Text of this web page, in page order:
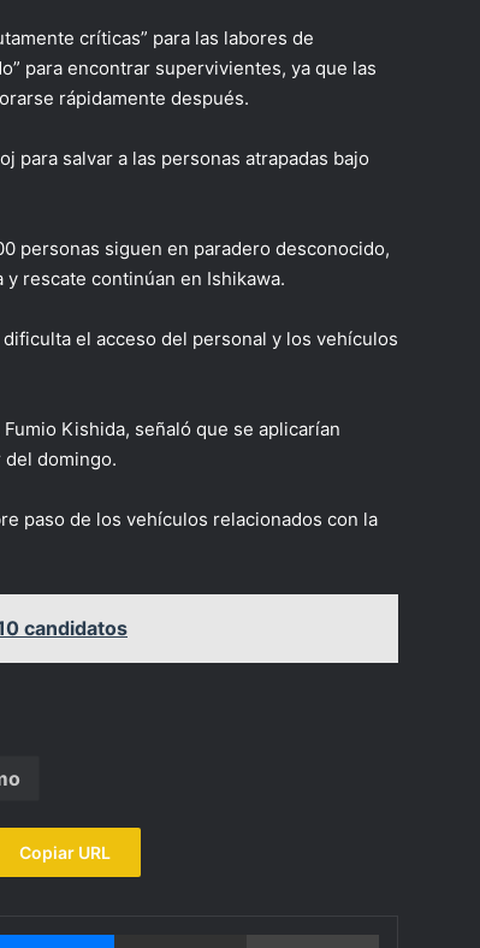
críticas” para las labores de
para encontrar supervivientes, ya que las
rápidamente después.
para salvar a las personas atrapadas bajo
personas siguen en paradero desconocido,
rescate continúan en Ishikawa.
el acceso del personal y los vehículos
Kishida, señaló que se aplicarían
domingo.
paso de los vehículos relacionados con la
candidatos
Copiar URL
Messenger Compartir por email Imprimir